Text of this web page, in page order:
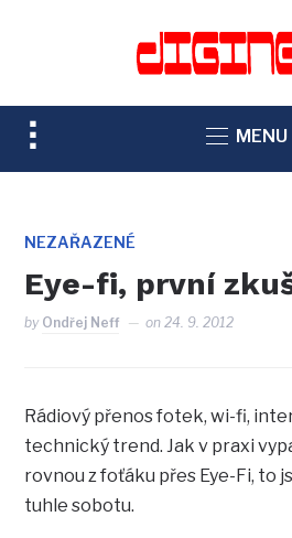
TOGGLE
SIDEBAR
NAVIGATION
MENU
NEZAŘAZENÉ
Eye-fi, první
by Ondřej Neff on24. 9. 2012
Rádiový přenos fotek, wi-fi,
technický trend. Jak v praxi
rovnou z foťáku přes Eye-Fi, to
tuhle sobotu.